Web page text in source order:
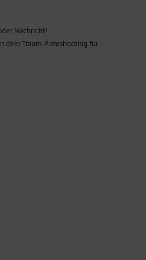
Nachricht!
dein Traum-Fotoshooting für